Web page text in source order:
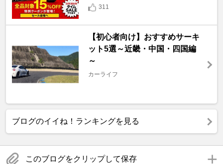
311
【初心者向け】おすすめサーキ
ット5選～近畿・中国・四国編
～
カーライフ
ブログのイイね！ランキングを見る
このブログをクリップして保存